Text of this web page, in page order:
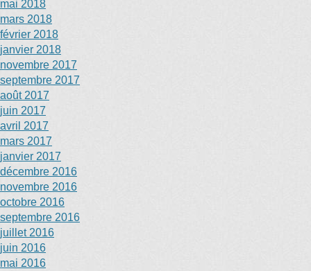
mai 2018
mars 2018
février 2018
janvier 2018
novembre 2017
septembre 2017
août 2017
juin 2017
avril 2017
mars 2017
janvier 2017
décembre 2016
novembre 2016
octobre 2016
septembre 2016
juillet 2016
juin 2016
mai 2016